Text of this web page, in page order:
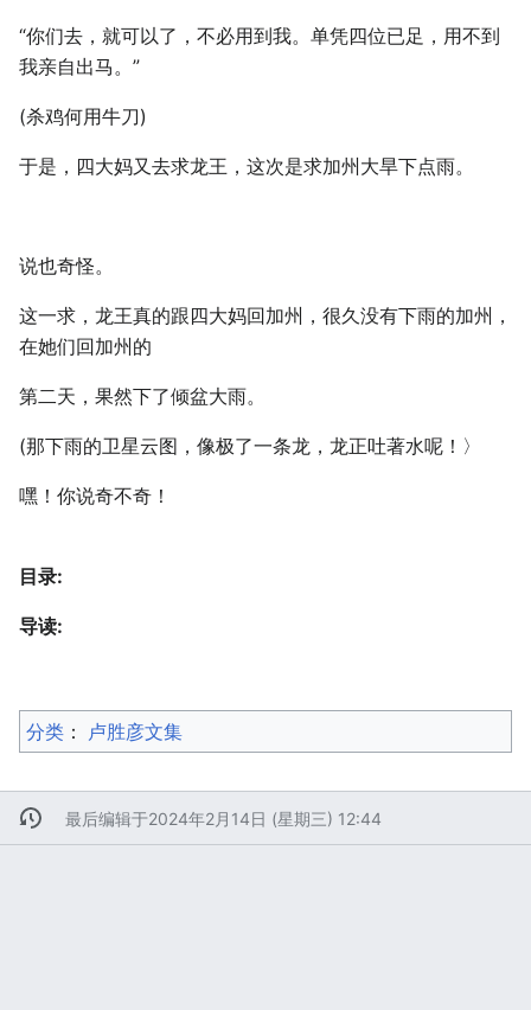
“你们去，就可以了，不必用到我。单凭四位已足，用不到
我亲自出马。”
(杀鸡何用牛刀)
于是，四大妈又去求龙王，这次是求加州大旱下点雨。
说也奇怪。
这一求，龙王真的跟四大妈回加州，很久没有下雨的加州，
在她们回加州的
第二天，果然下了倾盆大雨。
(那下雨的卫星云图，像极了一条龙，龙正吐著水呢！〉
嘿！你说奇不奇！
目录:
导读:
分类 ：​ 卢胜彦文集
最后编辑于2024年2月14日 (星期三) 12:44